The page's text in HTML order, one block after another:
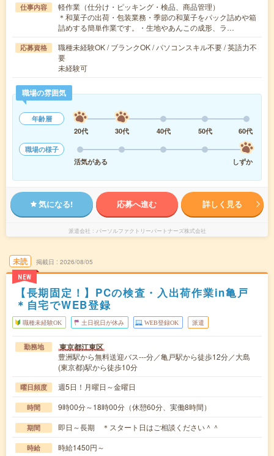
仕事内容
軽作業（仕分け・ピッキング・検品、商品管理）
＊和菓子の出荷・包装業務・季節の和菓子をパック詰めや箱
詰めする簡単作業です。・生地やあんこの成形、ラ…
応募資格
職種未経験OK / ブランクOK / パソコンスキル不要 / 英語力不
要
未経験可
職場の雰囲気
年齢層
20代
30代 40代 50代
60代
職場の様子
活気がある
しずか
気になる! 応募へ進む 詳しく見る
派遣会社 パーソルファクトリーパートナーズ株式会社
未読
NEW
掲載日 2026/08/05
【長期固定！】PCの検査・入出荷作業in亀戸
＊自宅でWEB登録
職種未経験OK 土日祝日が休み WEB登録OK 派遣
勤務地 東京都江東区
豊洲駅から無料送迎バス---分／亀戸駅から徒歩12分／大島
(東京都)駅から徒歩10分
曜日頻度 週5日！月曜日～金曜日
時間 9時00分～18時00分（休憩60分、実働8時間）
期間 即日～長期 ＊スタート日はご相談ください＾＾
時給 時給1450円～